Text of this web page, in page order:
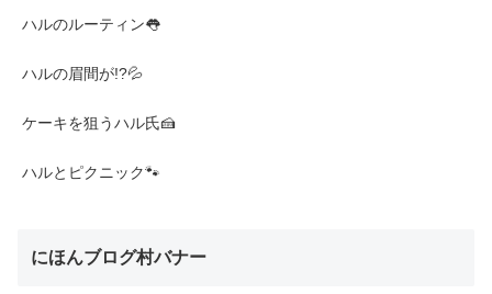
ハルのルーティン👅
ハルの眉間が!?💦
ケーキを狙うハル氏🍰
ハルとピクニック🐾
にほんブログ村バナー